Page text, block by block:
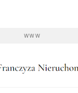
WWW